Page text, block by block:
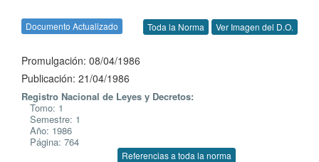
Documento Actualizado Toda la Norma Ver Imagen del D.O.
Promulgación: 08/04/1986
Publicación: 21/04/1986
Registro Nacional de Leyes y Decretos:
Tomo: 1
Semestre: 1
Año: 1986
Página: 764
Referencias a toda la norma